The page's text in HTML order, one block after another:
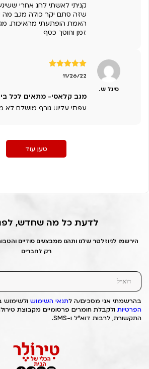
קניתי לאשתי לחג אחרי
שזה סתם יקר כולה מגב מה
האמת הופתעתי מהאיכות.
זמן וחוסך כסף
סיגל ש.
דורג5 מתוך11/26/22
מגב קלאסי- מתאים לכל
עפתי עליו!! גורף מושלם
טען עוד
לדעת כל מה שחדש,
הירשמו לניוזלטר שלנו ותהנו ממבצעים סודיים
רק לחברים
בהרשמתי אני מסכים/ה לתנאי השימוש ולשימוש
הפרטיות ולקבלת חומרים פרסומיים מקבוצת
התקשורת, לרבות דוא"ל ו-SMS.